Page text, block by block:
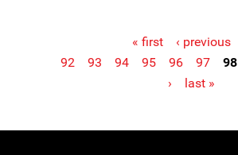
« first ‹ previous
92
93 94 95 96 97 98
›
last »